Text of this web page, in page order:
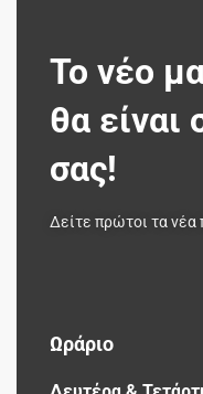
Το νέο
θα είναι
σας!
Δείτε πρώτοι τα νέα
Ωράριο